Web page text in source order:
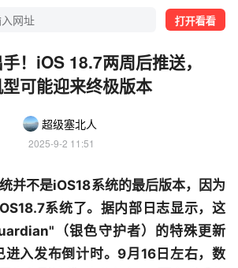
打开看看
！iOS 18.7两周后推送，
可能迎来终极版本
超级塞北人
2025-9-2 11:51
并不是iOS18系统的最后版本，因为
系统了。据内部日志显示，这
（银色守护者）的特殊更新
入发布倒计时。9月16日左右，数